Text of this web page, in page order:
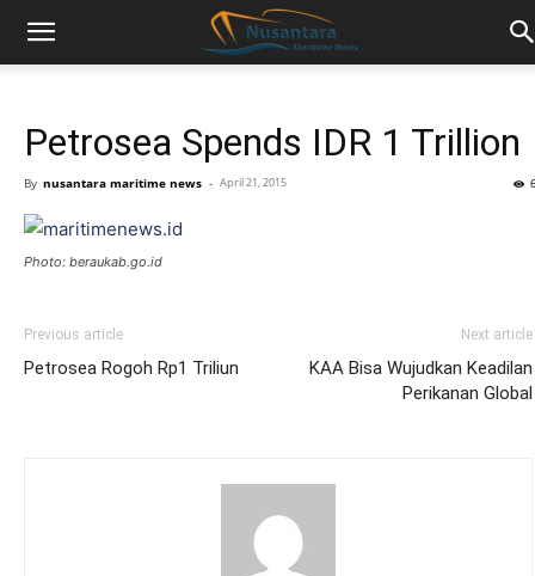
Petrosea Spends IDR 1 Trillion
By nusantara maritime news - April 21, 2015
Photo: beraukab.go.id
Previous article
Petrosea Rogoh Rp1 Triliun
Next article
KAA Bisa Wujudkan Keadilan
Perikanan Global